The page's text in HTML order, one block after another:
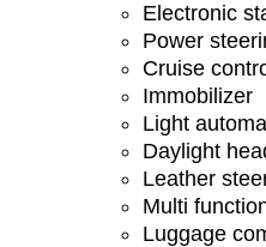
Electronic
Power
Cruise
Immobilizer
Light
Daylight
Leather
Multi
Luggage